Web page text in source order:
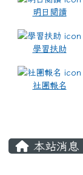
明日閱讀
學習扶助
社團報名
本站消息